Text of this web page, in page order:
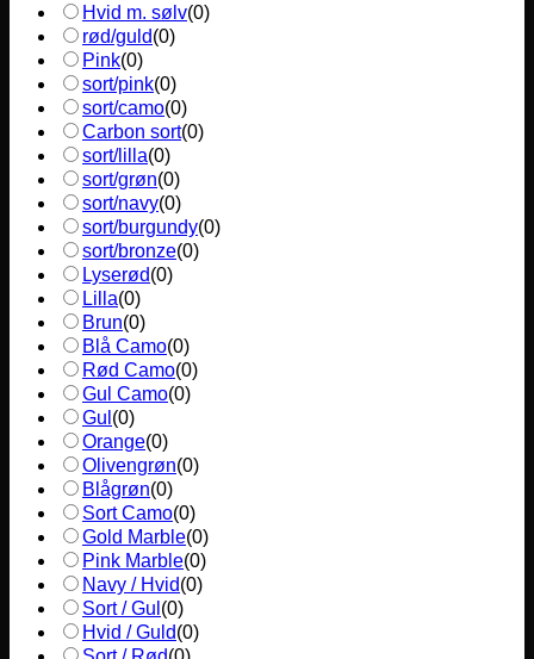
Hvid m. sølv(0)
rød/guld(0)
Pink(0)
sort/pink(0)
sort/camo(0)
Carbon sort(0)
sort/lilla(0)
sort/grøn(0)
sort/navy(0)
sort/burgundy(0)
sort/bronze(0)
Lyserød(0)
Lilla(0)
Brun(0)
Blå Camo(0)
Rød Camo(0)
Gul Camo(0)
Gul (0)
Orange(0)
Olivengrøn(0)
Blågrøn(0)
Sort Camo(0)
Gold Marble(0)
Pink Marble(0)
Navy / Hvid(0)
Sort / Gul (0)
Hvid / Guld(0)